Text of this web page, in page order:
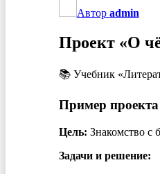
Автор admin
Проект «О
📚 Учебник
Пример проекта
Цель: Знакомство с
Задачи и решение: